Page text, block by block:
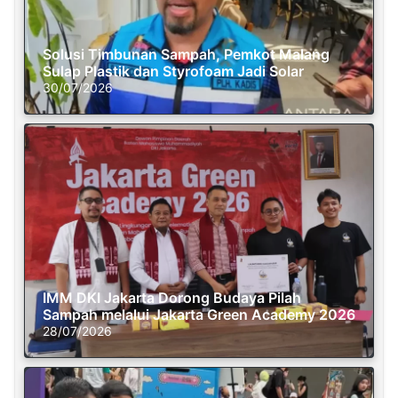
Solusi Timbunan Sampah, Pemkot Malang
Sulap Plastik dan Styrofoam Jadi Solar
30/07/2026
IMM DKI Jakarta Dorong Budaya Pilah
Sampah melalui Jakarta Green Academy 2026
28/07/2026